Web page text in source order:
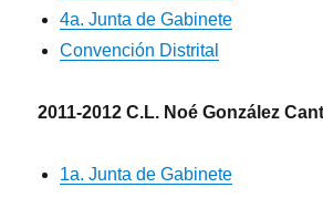
4a. Junta de Gabinete
Convención Distrital
2011-2012 C.L. Noé González
1a. Junta de Gabinete